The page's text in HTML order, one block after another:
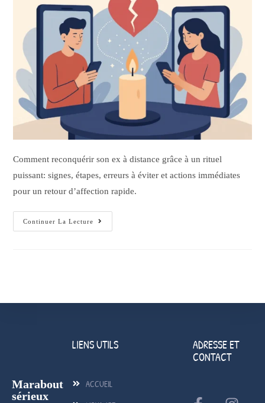
Comment reconquérir son ex à distance grâce à un rituel
puissant: signes, étapes, erreurs à éviter et actions immédiates
pour un retour d’affection rapide.
Continuer La Lecture
Marabout
sérieux
LIENS UTILS
ACCUEIL
ADRESSE ET
CONTACT